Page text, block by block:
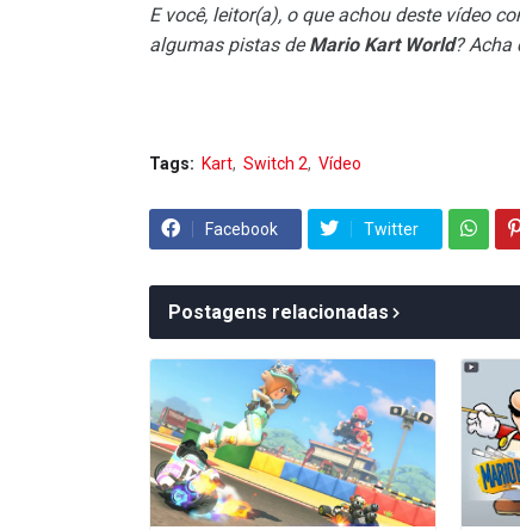
E você, leitor(a), o que achou deste vídeo
algumas pistas deMario Kart World? Acha
Tags: Kart Switch 2 Vídeo
Facebook Twitter
Postagens relacionadas